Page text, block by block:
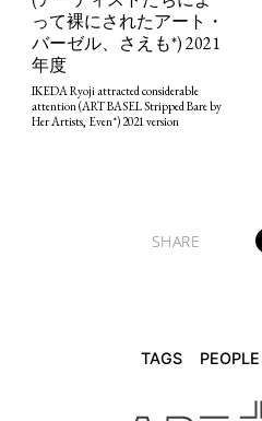
TAGS PEOPLE
って裸にされたアート・
バーゼル、さえも*) 2021
年度
IKEDA Ryoji attracted considerable
attention (ART BASEL Stripped Bare by
Her Artists, Even*) 2021 version
SHARE
TAGS PEOPLE